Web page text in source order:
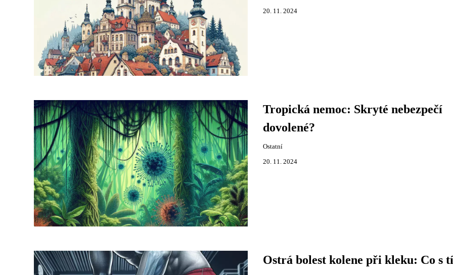
20. 11. 2024
Tropická nemoc: Skryté nebezpečí
dovolené?
Ostatní
20. 11. 2024
Ostrá bolest kolene při kleku: Co s